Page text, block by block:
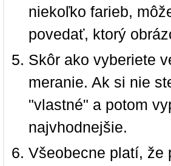
niekoľko farieb,
povedať, ktorý
Skôr ako vyberiete
meranie. Ak si nie
"vlastné" a potom
najvhodnejšie.
Všeobecne platí, že